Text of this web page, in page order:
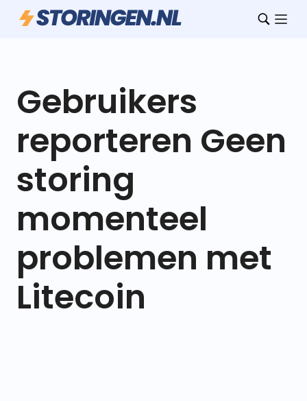
Gebruikers
reporteren Geen
storing
momenteel
problemen met
Litecoin